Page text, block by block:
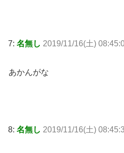
7: 名無し 2019/11/16(土)
あかんがな
8: 名無し 2019/11/16(土)